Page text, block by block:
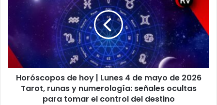
hoy
Lunes
4
de
mayo
de
2026
Tarot,
Horóscopos de hoy | Lunes 4 de mayo de 2026
Tarot, runas y numerología: señales ocultas
para tomar el control del destino